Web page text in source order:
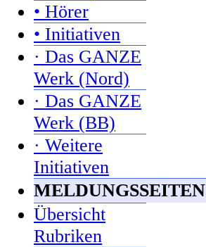
• Hörer
• Initiativen
· Das GANZE
Werk (Nord)
· Das GANZE
Werk (BB)
· Weitere
Initiativen
MELDUNGSSEITEN
Übersicht
Rubriken